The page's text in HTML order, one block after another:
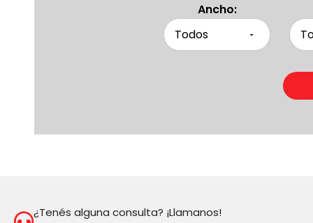
Ancho:
¿Tenés alguna consulta? ¡Llamanos!